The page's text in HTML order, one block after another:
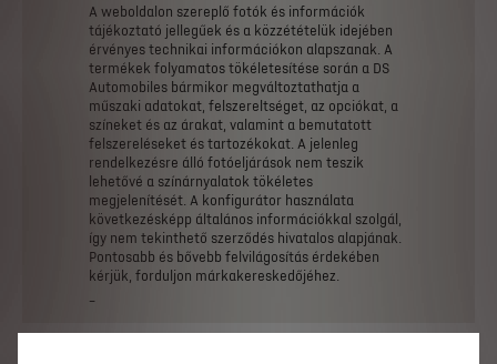
A weboldalon szereplő fotók és információk
tájékoztató jellegűek és a közzétételük idejében
érvényes technikai információkon alapszanak. A
termékek folyamatos tökéletesítése során a DS
Automobiles bármikor megváltoztathatja a
műszaki adatokat, felszereltséget, az opciókat, a
színeket és az árakat, valamint a bemutatott
felszereléseket és tartozékokat. A jelenleg
rendelkezésre álló fotóeljárások nem teszik
lehetővé a színárnyalatok tökéletes
megjelenítését. A konfigurátor használata
következésképp általános információkkal szolgál,
így nem tekinthető szerződés hivatalos alapjának.
Pontosabb és bővebb felvilágosítás érdekében
kérjük, forduljon márkakereskedőjéhez.